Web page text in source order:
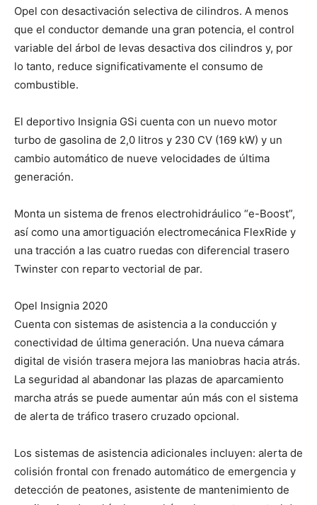
Opel con desactivación selectiva de cilindros. A menos
que el conductor demande una gran potencia, el control
variable del árbol de levas desactiva dos cilindros y, por
lo tanto, reduce significativamente el consumo de
combustible.
El deportivo Insignia GSi cuenta con un nuevo motor
turbo de gasolina de 2,0 litros y 230 CV (169 kW) y un
cambio automático de nueve velocidades de última
generación.
Monta un sistema de frenos electrohidráulico “e-Boost”,
así como una amortiguación electromecánica FlexRide y
una tracción a las cuatro ruedas con diferencial trasero
Twinster con reparto vectorial de par.
Opel Insignia 2020
Cuenta con sistemas de asistencia a la conducción y
conectividad de última generación. Una nueva cámara
digital de visión trasera mejora las maniobras hacia atrás.
La seguridad al abandonar las plazas de aparcamiento
marcha atrás se puede aumentar aún más con el sistema
de alerta de tráfico trasero cruzado opcional.
Los sistemas de asistencia adicionales incluyen: alerta de
colisión frontal con frenado automático de emergencia y
detección de peatones, asistente de mantenimiento de